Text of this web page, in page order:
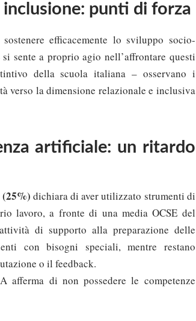
punti di forza
efficacemente lo sviluppo socio-
sente a proprio agio nell’affrontare questi
della scuola italiana – osservano i
verso la dimensione relazionale e inclusiva
artificiale: un ritardo
(25%) dichiara di aver utilizzato strumenti di
lavoro, a fronte di una media OCSE del
di supporto alla preparazione delle
con bisogni speciali, mentre restano
o il feedback.
di non possedere le competenze